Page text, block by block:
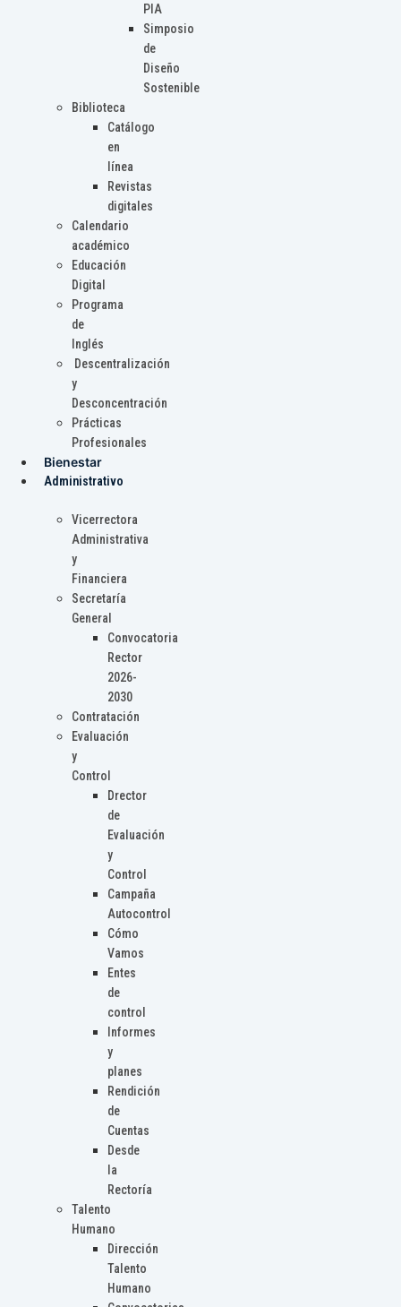
PIA
Simposio
de
Diseño
Sostenible
Biblioteca
Catálogo
en
línea
Revistas
digitales
Calendario
académico
Educación
Digital
Programa
de
Inglés
Descentralización
y
Desconcentración
Prácticas
Profesionales
Bienestar
Administrativo
Vicerrectora
Administrativa
y
Financiera
Secretaría
General
Convocatoria
Rector
2026-
2030
Contratación
Evaluación
y
Control
Drector
de
Evaluación
y
Control
Campaña
Autocontrol
Cómo
Vamos
Entes
de
control
Informes
y
planes
Rendición
de
Cuentas
Desde
la
Rectoría
Talento
Humano
Dirección
Talento
Humano